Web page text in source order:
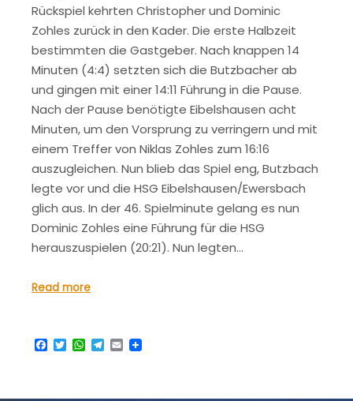
Rückspiel kehrten Christopher und Dominic
Zohles zurück in den Kader. Die erste Halbzeit
bestimmten die Gastgeber. Nach knappen 14
Minuten (4:4) setzten sich die Butzbacher ab
und gingen mit einer 14:11 Führung in die Pause.
Nach der Pause benötigte Eibelshausen acht
Minuten, um den Vorsprung zu verringern und mit
einem Treffer von Niklas Zohles zum 16:16
auszugleichen. Nun blieb das Spiel eng, Butzbach
legte vor und die HSG Eibelshausen/Ewersbach
glich aus. In der 46. Spielminute gelang es nun
Dominic Zohles eine Führung für die HSG
herauszuspielen (20:21). Nun legten…
Read more
Facebook
TwitterWhatsApp
Telegram
Email